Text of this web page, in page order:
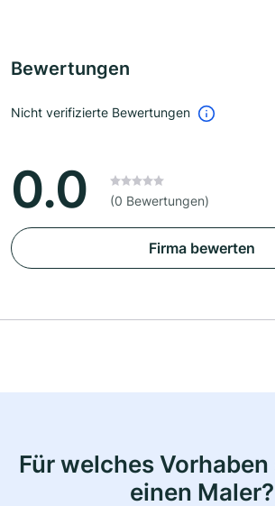
Bewertungen
Nicht verifizierte Bewertungen
0.0 (0 Bewertungen)
Firma bewerten
Für welches
einen Maler?